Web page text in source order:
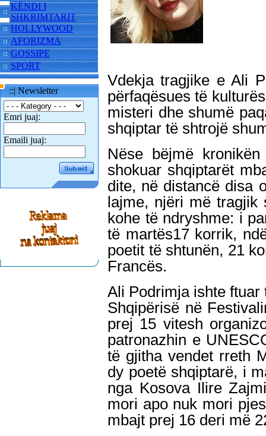
KËNDI I
SHKRIMTARIT
HOLLYWOOD
AFORIZMA
GOSSIPE
SPORT
::| Newsletter
Emri juaj:
Emaili juaj:
Vdekja tragjike e Ali
përfaqësues të
misteri dhe shumë
shqiptar të shtrojë
Nëse bëjmë
shokuar shqiptarët
dite, në distancë disa
lajme, njëri më tragjik
kohe të ndryshme: i
të martës17 korrik,
poetit të shtunën, 21
Francës.
Ali Podrimjaishte ftuar
Shqipërisë në
prej 15 vitesh
patronazhin e
të gjitha vendet rreth
dy poetë shqiptarë, i
nga Kosova Ilire
mori apo nuk mori
mbajt prej 16 deri më